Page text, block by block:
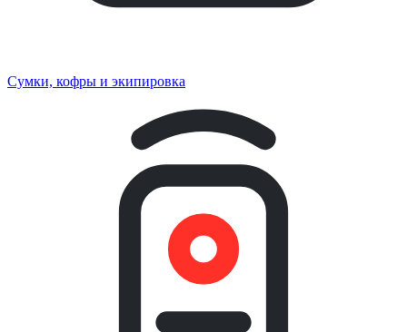
Сумки, кофры и экипировка